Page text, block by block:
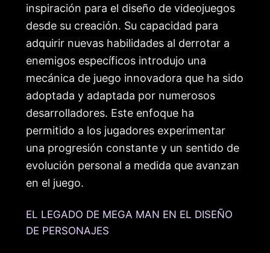
inspiración para el diseño de videojuegos
desde su creación. Su capacidad para
adquirir nuevas habilidades al derrotar a
enemigos específicos introdujo una
mecánica de juego innovadora que ha sido
adoptada y adaptada por numerosos
desarrolladores. Este enfoque ha
permitido a los jugadores experimentar
una progresión constante y un sentido de
evolución personal a medida que avanzan
en el juego.
EL LEGADO DE MEGA MAN EN EL DISEÑO
DE PERSONAJES